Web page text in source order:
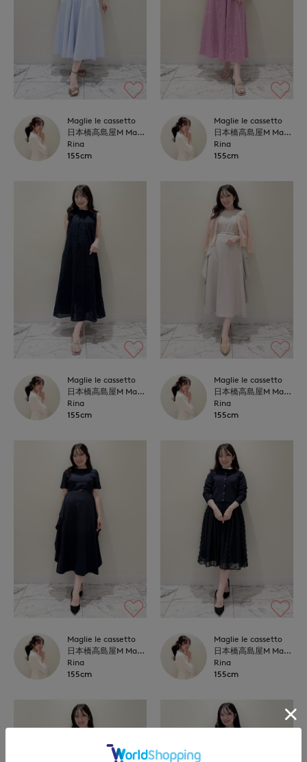
Maglie le cassetto
日本橋高島屋M Maglie le cassetto
Rina
155cm
Maglie le cassetto
日本橋高島屋M Maglie le cassetto
Rina
155cm
Maglie le cassetto
日本橋高島屋M Maglie le cassetto
Rina
155cm
Maglie le cassetto
日本橋高島屋M Maglie le cassetto
Rina
155cm
Maglie le cassetto
日本橋高島屋M Maglie le cassetto
Rina
155cm
Maglie le cassetto
日本橋高島屋M Maglie le cassetto
Rina
155cm